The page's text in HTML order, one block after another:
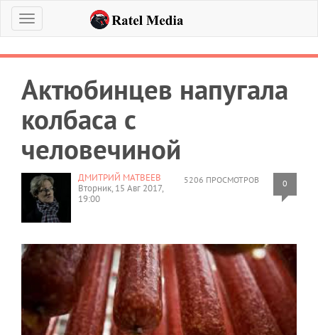
Меню
Актюбинцев напугала
колбаса с
человечиной
5206 ПРОСМОТРОВ 0
ДМИТРИЙ МАТВЕЕВ
Вторник, 15 Авг 2017,
19:00